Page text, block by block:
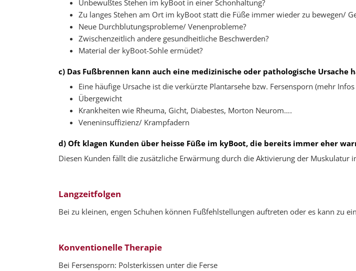
Unbewußtes Stehen im kyBoot in einer Schonhaltung?
Zu langes Stehen am Ort im kyBoot statt die Füße immer wieder zu bewegen/
Neue Durchblutungsprobleme/ Venenprobleme?
Zwischenzeitlich andere gesundheitliche Beschwerden?
Material der kyBoot-Sohle ermüdet?
c) Das Fußbrennen kann auch eine medizinische oder pathologische Ursache
Eine häufige Ursache ist die verkürzte Plantarsehe bzw. Fersensporn (mehr
Übergewicht
Krankheiten wie Rheuma, Gicht, Diabestes, Morton Neurom….
Veneninsuffizienz/ Krampfadern
d) Oft klagen Kunden über heisse Füße im kyBoot, die bereits immer eher
Diesen Kunden fällt die zusätzliche Erwärmung durch die Aktivierung der Muskulatur
Langzeitfolgen
Bei zu kleinen, engen Schuhen können Fußfehlstellungen auftreten oder es kann zu
Konventionelle Therapie
Bei Fersensporn: Polsterkissen unter die Ferse